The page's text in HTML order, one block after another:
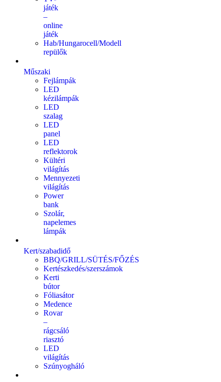
játék
–
online
játék
Hab/Hungarocell/Modell
repülők
Műszaki
Fejlámpák
LED
kézilámpák
LED
szalag
LED
panel
LED
reflektorok
Kültéri
világítás
Mennyezeti
világítás
Power
bank
Szolár,
napelemes
lámpák
Kert/szabadidő
BBQ/GRILL/SÜTÉS/FŐZÉS
Kertészkedés/szerszámok
Kerti
bútor
Fóliasátor
Medence
Rovar
–
rágcsáló
riasztó
LED
világítás
Szúnyogháló